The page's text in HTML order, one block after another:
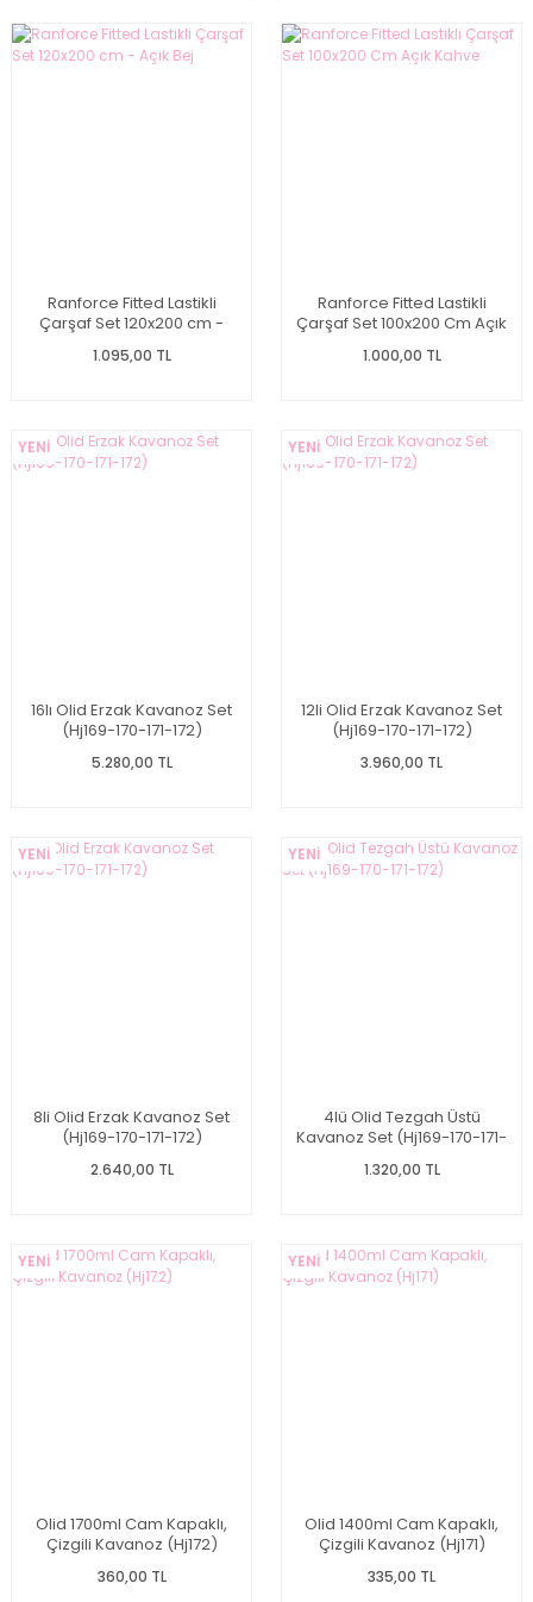
Ranforce Fitted Lastikli
Çarşaf Set 120x200 cm -
1.095,00 TL
Ranforce Fitted Lastikli
Çarşaf Set 100x200 Cm Açık
1.000,00 TL
YENİ
16lı Olid Erzak Kavanoz Set
(Hj169-170-171-172)
5.280,00 TL
YENİ
12li Olid Erzak Kavanoz Set
(Hj169-170-171-172)
3.960,00 TL
YENİ
8li Olid Erzak Kavanoz Set
(Hj169-170-171-172)
2.640,00 TL
YENİ
4lü Olid Tezgah Üstü
Kavanoz Set (Hj169-170-171-
1.320,00 TL
YENİ
Olid 1700ml Cam Kapaklı,
Çizgili Kavanoz (Hj172)
360,00 TL
YENİ
Olid 1400ml Cam Kapaklı,
Çizgili Kavanoz (Hj171)
335,00 TL